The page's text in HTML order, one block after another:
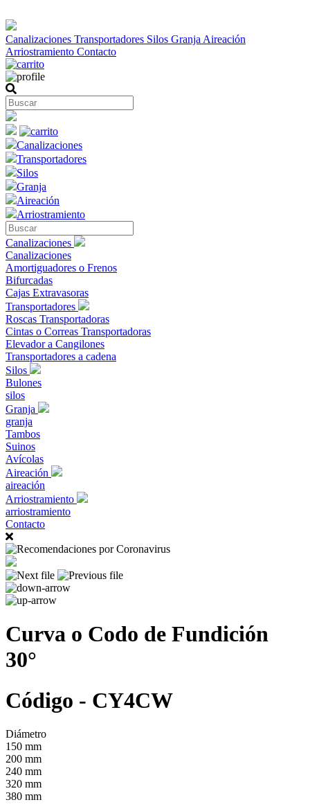
Canalizaciones Transportadores Silos Granja Aireación
Arriostramiento Contacto
Canalizaciones
Transportadores
Silos
Granja
Aireación
Arriostramiento
Canalizaciones
Canalizaciones
Amortiguadores o Frenos
Bifurcadas
Cajas Extravasoras
Transportadores
Roscas Transportadoras
Cintas o Correas Transportadoras
Elevador a Cangilones
Transportadores a cadena
Silos
Bulones
silos
Granja
granja
Tambos
Suinos
Avícolas
Aireación
aireación
Arriostramiento
arriostramiento
Contacto
Curva o Codo de Fundición
30°
Código - CY4CW
Diámetro
150 mm
200 mm
240 mm
320 mm
380 mm